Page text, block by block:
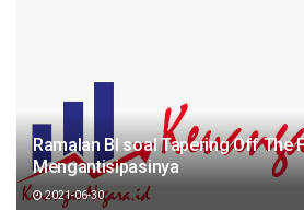
Ramalan BI soal Tapering Off The
Mengantisipasinya
2021-06-30